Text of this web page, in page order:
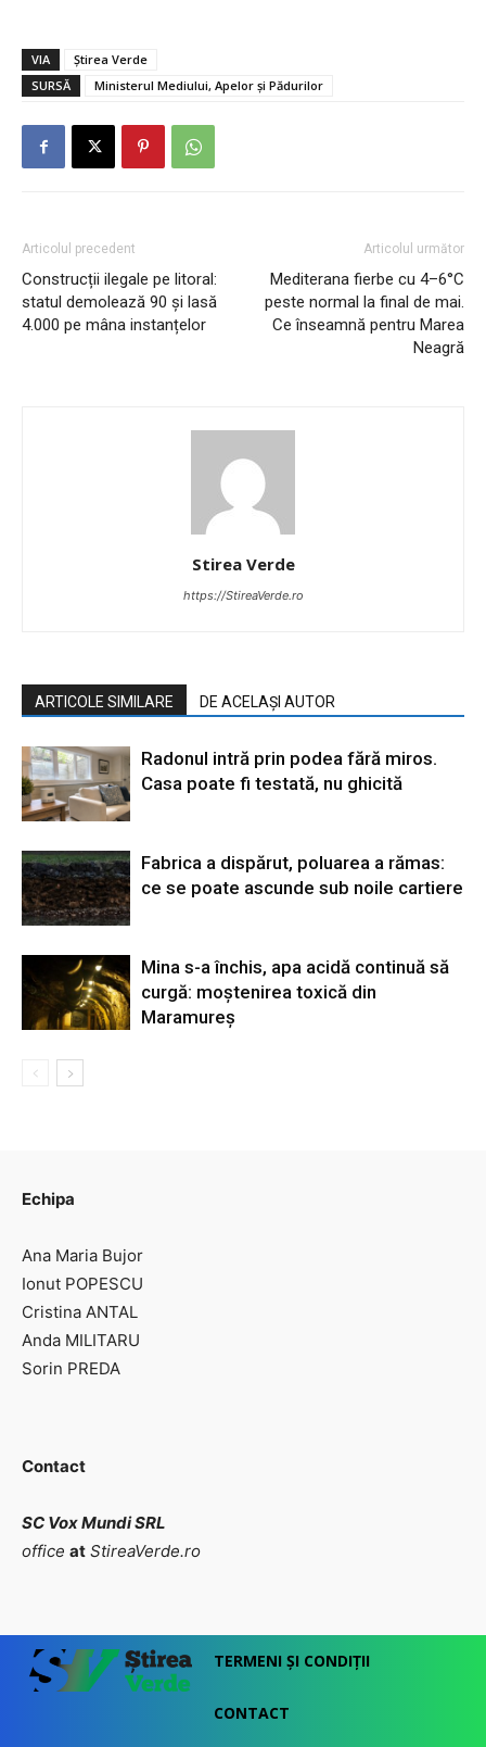
VIA
Știrea Verde
SURSĂ
Ministerul Mediului, Apelor și Pădurilor
Articolul precedent
Construcții ilegale pe litoral:
statul demolează 90 și lasă
4.000 pe mâna instanțelor
Articolul următor
Mediterana fierbe cu 4–6°C
peste normal la final de mai.
Ce înseamnă pentru Marea
Neagră
Stirea Verde
https://StireaVerde.ro
ARTICOLE SIMILARE DE ACELAȘI AUTOR
Radonul intră prin podea fără miros.
Casa poate fi testată, nu ghicită
Fabrica a dispărut, poluarea a rămas:
ce se poate ascunde sub noile cartiere
Mina s-a închis, apa acidă continuă să
curgă: moștenirea toxică din
Maramureș
Echipa
Ana Maria Bujor
Ionut POPESCU
Cristina ANTAL
Anda MILITARU
Sorin PREDA
Contact
SC Vox Mundi SRL
office at StireaVerde.ro
TERMENI ȘI CONDIȚII
CONTACT